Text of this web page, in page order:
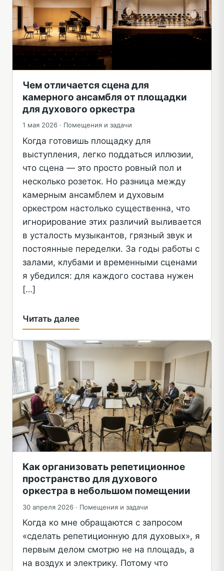
Чем отличается сцена для
камерного ансамбля от площадки
для духового оркестра
1 мая 2026 · Помещения и задачи
Когда готовишь площадку для
выступления, легко поддаться иллюзии,
что сцена — это просто ровный пол и
несколько розеток. Но разница между
камерным ансамблем и духовым
оркестром настолько существенна, что
игнорирование этих различий выливается
в усталость музыкантов, грязный звук и
постоянные переделки. За годы работы с
залами, клубами и временными сценами
я убедился: для каждого состава нужен
[…]
Читать далее
Как организовать репетиционное
пространство для духового
оркестра в небольшом помещении
30 апреля 2026 · Помещения и задачи
Когда ко мне обращаются с запросом
«сделать репетиционную для духовых», я
первым делом смотрю не на площадь, а
на воздух и электрику. Потому что